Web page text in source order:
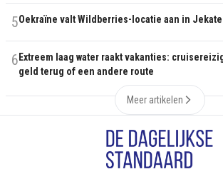
5Oekraïne valt Wildberries-locatie aan in
6 Extreem laag water raakt vakanties:
geld terug of een andere route
Meer artikelen